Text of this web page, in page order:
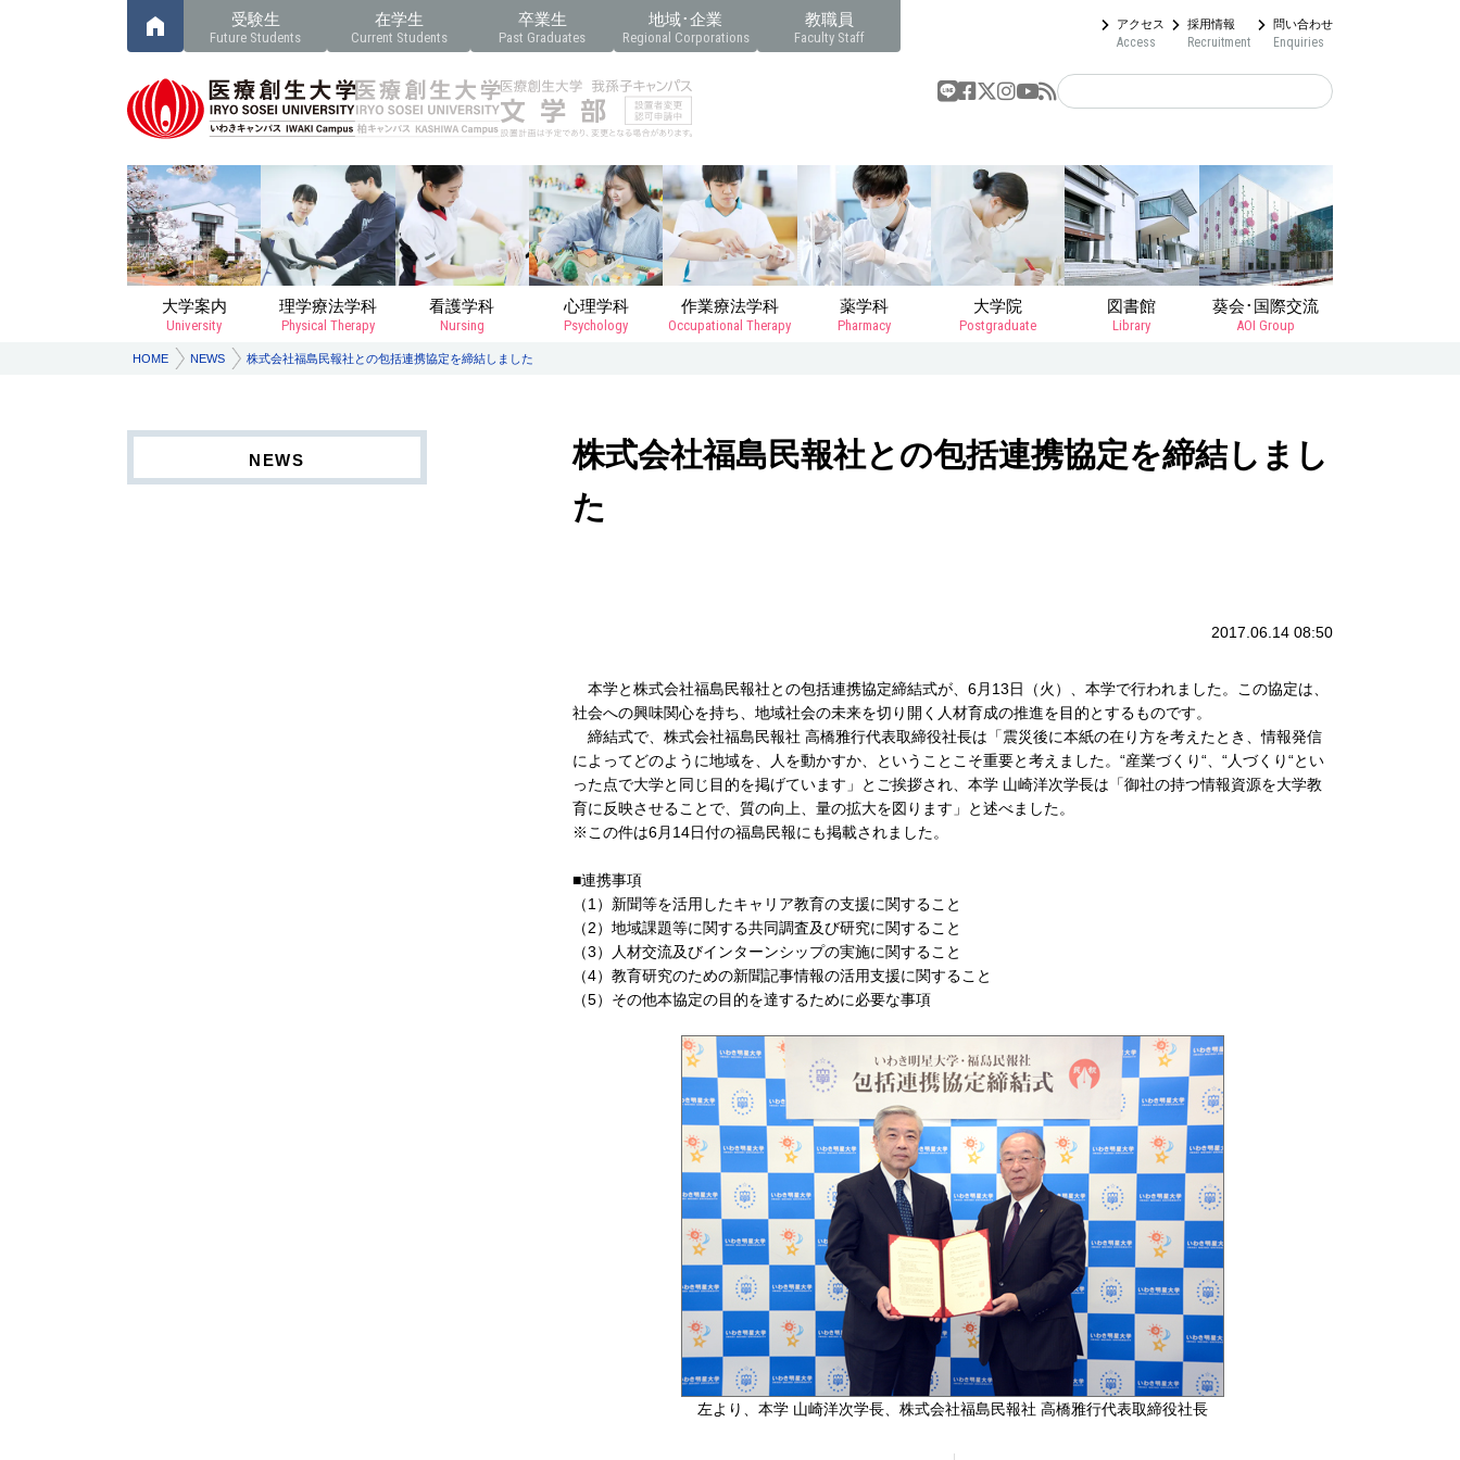
受験生
Future Students
在学生
Current Students
卒業生
Past Graduates
地域･企業
Regional Corporations
教職員
Faculty Staff
アクセス
Access
採用情報
Recruitment
問い合わせ
Enquiries
大学案内
University
理学療法学科
Physical Therapy
看護学科
Nursing
心理学科
Psychology
作業療法学科
Occupational Therapy
薬学科
Pharmacy
大学院
Postgraduate
図書館
Library
葵会･国際交流
AOI Group
HOME NEWS 株式会社福島民報社との包括連携協定を締結しました
株式会社福島民報社との包括連携協定を締結しまし
た
2017.06.14 08:50
本学と株式会社福島民報社との包括連携協定締結式が、6月13日（火）、本学で行われました。この協定は、
社会への興味関心を持ち、地域社会の未来を切り開く人材育成の推進を目的とするものです。
締結式で、株式会社福島民報社 高橋雅行代表取締役社長は「震災後に本紙の在り方を考えたとき、情報発信
によってどのように地域を、人を動かすか、ということこそ重要と考えました。“産業づくり“、“人づくり“とい
った点で大学と同じ目的を掲げています」とご挨拶され、本学 山崎洋次学長は「御社の持つ情報資源を大学教
育に反映させることで、質の向上、量の拡大を図ります」と述べました。
※この件は6月14日付の福島民報にも掲載されました。
■連携事項
（1）新聞等を活用したキャリア教育の支援に関すること
（2）地域課題等に関する共同調査及び研究に関すること
（3）人材交流及びインターンシップの実施に関すること
（4）教育研究のための新聞記事情報の活用支援に関すること
（5）その他本協定の目的を達するために必要な事項
左より、本学 山崎洋次学長、株式会社福島民報社 高橋雅行代表取締役社長
NEWS